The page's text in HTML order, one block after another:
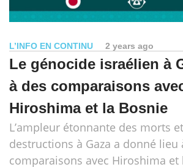
L’INFO EN CONTINU 2 years ago
Le génocide israélien à
à des comparaisons
Hiroshima et la Bosnie
L’ampleur étonnante des morts
destructions à Gaza a donné lieu
comparaisons avec Hiroshima et